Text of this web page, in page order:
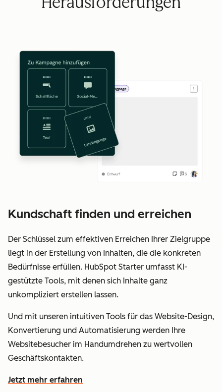
Kundschaft finden und erreichen
Der Schlüssel zum effektiven Erreichen Ihrer Zielgruppe
liegt in der Erstellung von Inhalten, die die konkreten
Bedürfnisse erfüllen. HubSpot Starter umfasst KI-
gestützte Tools, mit denen sich Inhalte ganz
unkompliziert erstellen lassen.
Und mit unseren intuitiven Tools für das Website-Design,
Konvertierung und Automatisierung werden Ihre
Websitebesucher im Handumdrehen zu wertvollen
Geschäftskontakten.
Jetzt mehr erfahren
wie Sie mit HubSpot leichter Kundinnen und Kunden